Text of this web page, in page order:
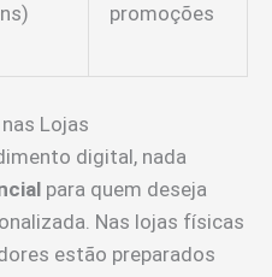
promoções
Lojas
digital, nada
para quem deseja
Nas lojas físicas
estão preparados